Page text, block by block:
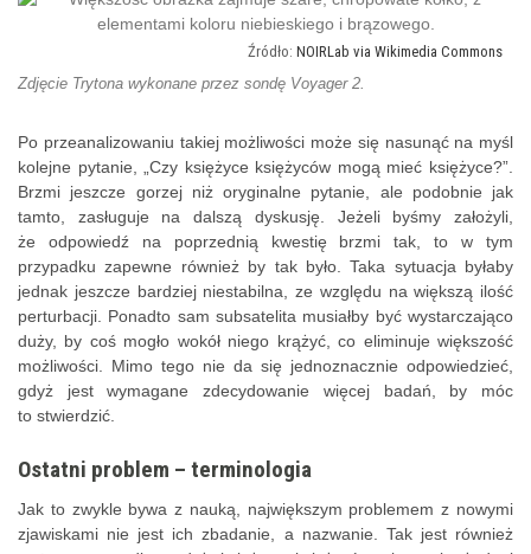
NOIRLab via Wikimedia Commons
Zdjęcie Trytona wykonane przez sondę Voyager 2.
Po przeanalizowaniu takiej możliwości może się nasunąć na myśl
kolejne pytanie, „Czy księżyce księżyców mogą mieć księżyce?”.
Brzmi jeszcze gorzej niż oryginalne pytanie, ale podobnie jak
tamto, zasługuje na dalszą dyskusję. Jeżeli byśmy założyli,
że odpowiedź na poprzednią kwestię brzmi tak, to w tym
przypadku zapewne również by tak było. Taka sytuacja byłaby
jednak jeszcze bardziej niestabilna, ze względu na większą ilość
perturbacji. Ponadto sam subsatelita musiałby być wystarczająco
duży, by coś mogło wokół niego krążyć, co eliminuje większość
możliwości. Mimo tego nie da się jednoznacznie odpowiedzieć,
gdyż jest wymagane zdecydowanie więcej badań, by móc
to stwierdzić.
Ostatni problem – terminologia
Jak to zwykle bywa z nauką, największym problemem z nowymi
zjawiskami nie jest ich zbadanie, a nazwanie. Tak jest również